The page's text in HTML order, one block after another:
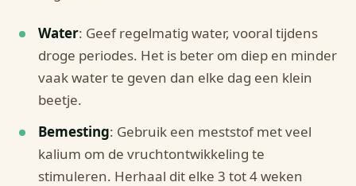
Water: Geef regelmatig water, vooral tijdens
droge periodes. Het is beter om diep en minder
vaak water te geven dan elke dag een klein
beetje.
Bemesting: Gebruik een meststof met veel
kalium om de vruchtontwikkeling te
stimuleren. Herhaal dit elke 3 tot 4 weken